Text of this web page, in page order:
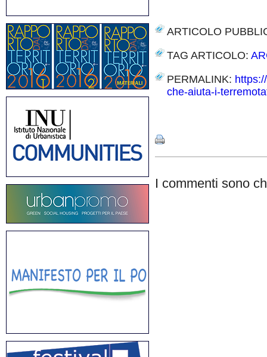
ARTICOLO
TAG ARTICOLO:
PERMALINK:
che-aiuta-i-
I commenti sono